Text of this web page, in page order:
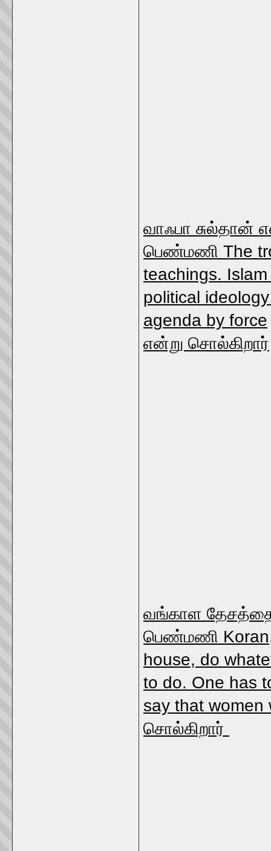
வாஃபா சுல்தான்
பெண்மணி The
teachings.
political
agenda by force
என்று சொல்கிறார்
வங்காள
பெண்மணி Koran,
house, do
to do. One has
say that women
சொல்கிறார்